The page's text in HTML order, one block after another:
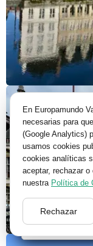
Bienvenido
Wellcome
En Europamundo
necesarias para
(Google Analytics)
usamos cookies
cookies analíticas
aceptar, rechazar
nuestra Política de
Rechazar